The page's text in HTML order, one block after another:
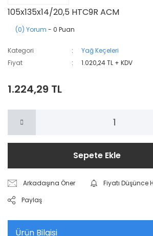
105x135x14/20,5 HTC9R ACM
(0) Yorum - 0 Puan
Kategori
Yağ Keçeleri
Fiyat
1.020,24 TL + KDV
1.224,29 TL
Sepete Ekle
Arkadaşına Öner
Fiyatı Düşünce
Paylaş
Ürün Bilgisi